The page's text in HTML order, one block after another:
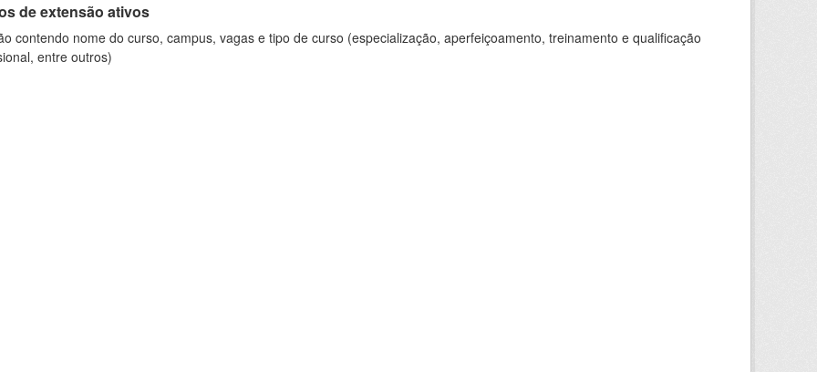
de extensão ativos
contendo nome do curso, campus, vagas e tipo de curso (especialização, aperfeiçoamento, treinamento e qualificação
entre outros)